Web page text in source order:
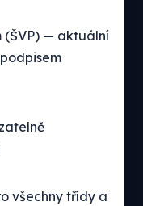
(ŠVP) — aktuální
všechny třídy a